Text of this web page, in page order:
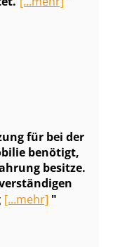
für bei der
benötigt,
besitze.
[...mehr]